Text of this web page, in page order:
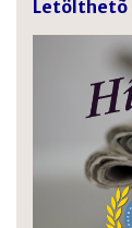
Letölthetõ